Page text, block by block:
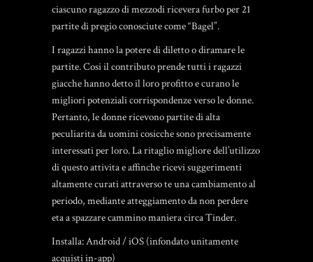
ciascuno ragazzo di mezzodi ricevera furbo per 21
partite di pregio conosciute come “Bagel”.
I ragazzi hanno la potere di diletto o diramare le
partite. Cosi il contributo prende tutti i ragazzi
giacche hanno detto il loro profitto e curano le
migliori potenziali corrispondenze verso le donne.
Pertanto, le donne ricevono partite di alta
peculiarita da uomini cosicche sono precisamente
interessati per loro. La ritaglio migliore dell’utilizzo
di questo attivita e affinche ricevi suggerimenti
altamente curati attraverso te una cambiamento al
periodo, mediante atteggiamento da non perdere
eta a spazzare cammino maniera circa Tinder.
Installa: Android / iOS (infondato unitamente
acquisti in-app)